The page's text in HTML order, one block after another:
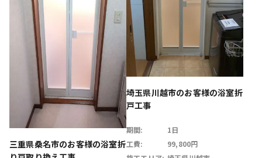
三重県桑名市のお客様の浴室折
埼玉県川越市のお客様の浴室折
戸工事
期間:
1日
工費:
99,800円